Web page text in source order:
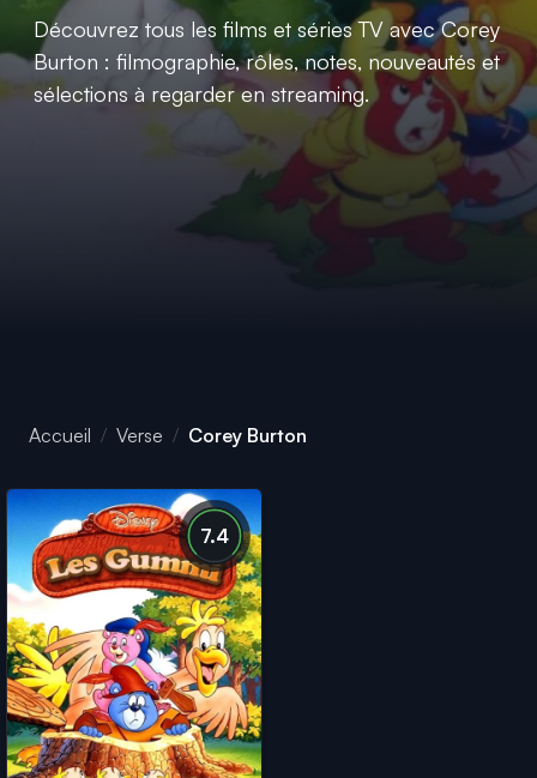
Découvrez tous les films et séries TV avec Corey
Burton : filmographie, rôles, notes, nouveautés et
sélections à regarder en streaming.
Accueil Verse Corey Burton
7.4